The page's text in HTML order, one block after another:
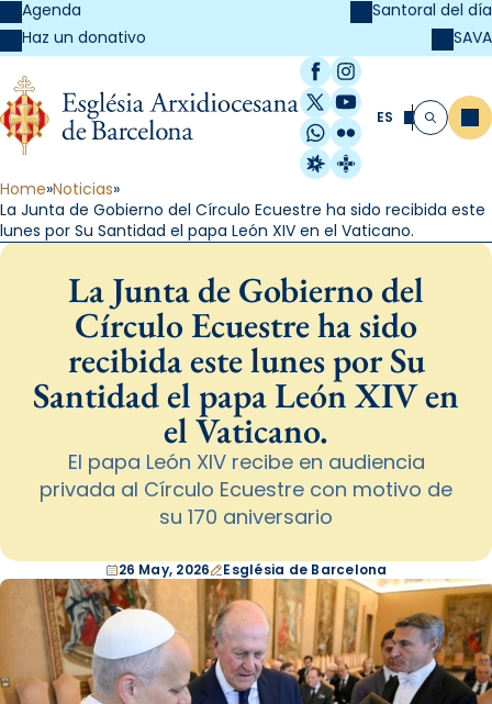
Agenda
Haz un donativo
Santoral del día
SAVA
Facebook
Instagram
X / Twitter
YouTube
WhatsApp
Flickr
Radio Estel
Catalunya
ES Buscar
Home Noticias
La Junta de Gobierno del Círculo Ecuestre ha sido recibida este
lunes por Su Santidad el papa León XIV en el Vaticano.
La Junta de Gobierno del
Círculo Ecuestre ha sido
recibida este lunes por Su
Santidad el papa León XIV en
el Vaticano.
El papa León XIV recibe en audiencia
privada al Círculo Ecuestre con motivo de
su 170 aniversario
26 May, 2026 Església de Barcelona